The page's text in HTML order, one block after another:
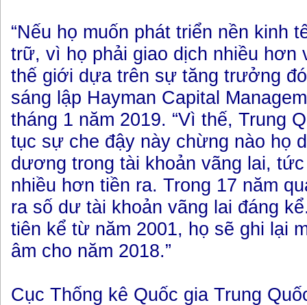
“Nếu họ muốn phát triển nền kinh
trữ, vì họ phải giao dịch nhiều hơn
thế giới dựa trên sự tăng trưởng
sáng lập Hayman Capital
tháng 1 năm 2019. “Vì thế, Trung
tục sự che đậy này chừng nào họ
dương trong tài khoản vãng lai,
nhiều hơn tiền ra. Trong 17 năm
ra số dư tài khoản vãng lai đáng
tiên kể từ năm 2001, họ sẽ ghi lại
âm cho năm 2018.”
Cục Thống kê Quốc gia Trung